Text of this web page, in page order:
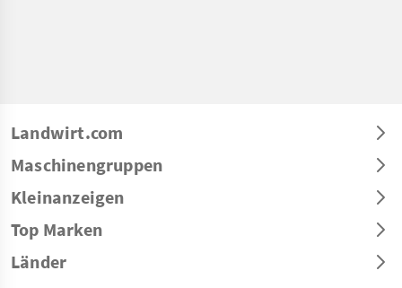
Landwirt.com
Maschinengruppen
Kleinanzeigen
Top Marken
Länder